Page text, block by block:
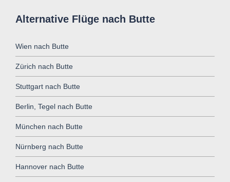
Alternative Flüge nach Butte
Wien nach Butte
Zürich nach Butte
Stuttgart nach Butte
Berlin, Tegel nach Butte
München nach Butte
Nürnberg nach Butte
Hannover nach Butte